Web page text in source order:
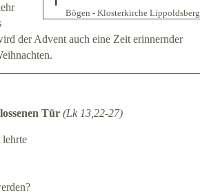
Bögen - Klosterkirche Lippoldsberg
der Advent auch eine Zeit erinnernder
Tür (Lk 13,22-27)